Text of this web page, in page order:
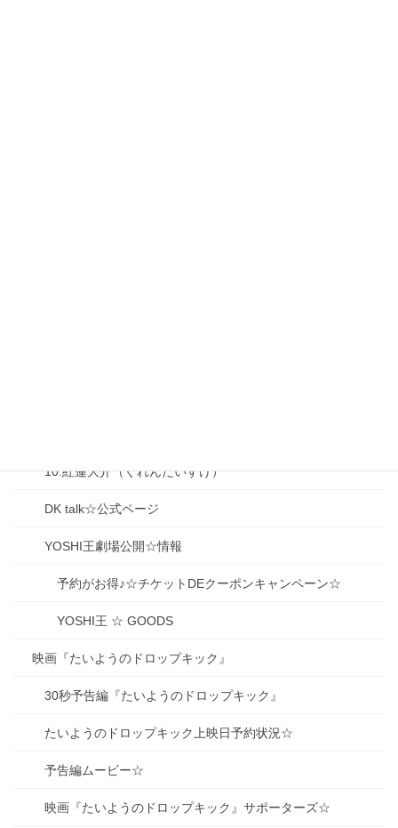
10.紅蓮大介（ぐれんだいすけ）
DK talk☆公式ページ
YOSHI王劇場公開☆情報
予約がお得♪☆チケットDEクーポンキャンペーン☆
YOSHI王 ☆ GOODS
映画『たいようのドロップキック』
30秒予告編『たいようのドロップキック』
たいようのドロップキック上映日予約状況☆
予告編ムービー☆
映画『たいようのドロップキック』サポーターズ☆